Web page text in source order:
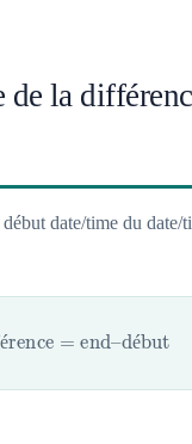
de la
date/time du date/
é é
end– début